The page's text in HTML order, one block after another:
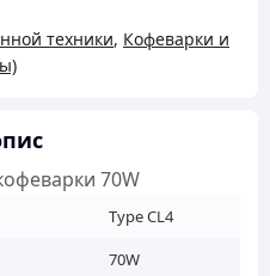
техники, Кофеварки и
70W
Type CL4
70W